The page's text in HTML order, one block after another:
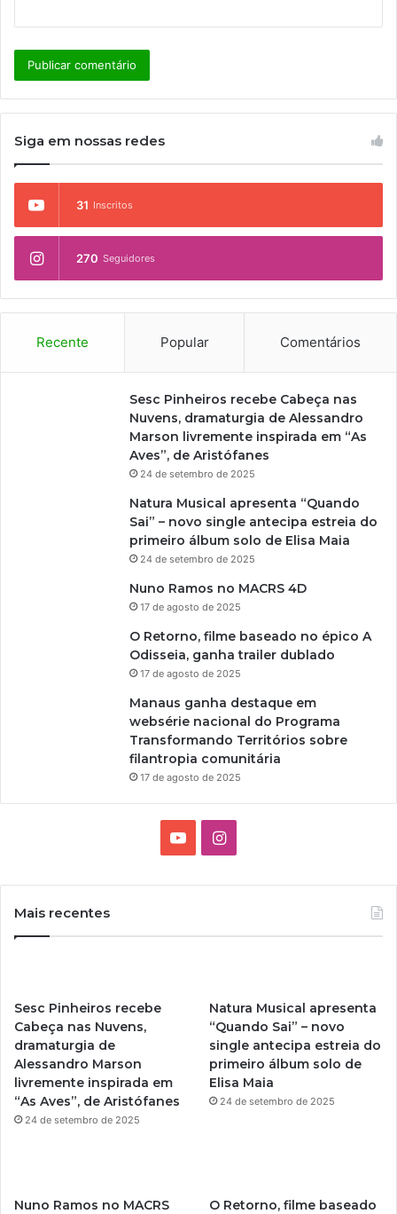
Siga em nossas redes
31 Inscritos
270 Seguidores
Recente Popular Comentários
Sesc Pinheiros recebe Cabeça nas
Nuvens, dramaturgia de Alessandro
Marson livremente inspirada em “As
Aves”, de Aristófanes
24 de setembro de 2025
Natura Musical apresenta “Quando
Sai” – novo single antecipa estreia do
primeiro álbum solo de Elisa Maia
24 de setembro de 2025
Nuno Ramos no MACRS 4D
17 de agosto de 2025
O Retorno, filme baseado no épico A
Odisseia, ganha trailer dublado
17 de agosto de 2025
Manaus ganha destaque em
websérie nacional do Programa
Transformando Territórios sobre
filantropia comunitária
17 de agosto de 2025
T
I
t
g
r
a
Mais recentes
Sesc Pinheiros recebe
Cabeça nas Nuvens,
dramaturgia de
Alessandro Marson
livremente inspirada em
“As Aves”, de Aristófanes
24 de setembro de 2025
Natura Musical apresenta
“Quando Sai” – novo
single antecipa estreia do
primeiro álbum solo de
Elisa Maia
24 de setembro de 2025
Nuno Ramos no MACRS
O Retorno, filme baseado